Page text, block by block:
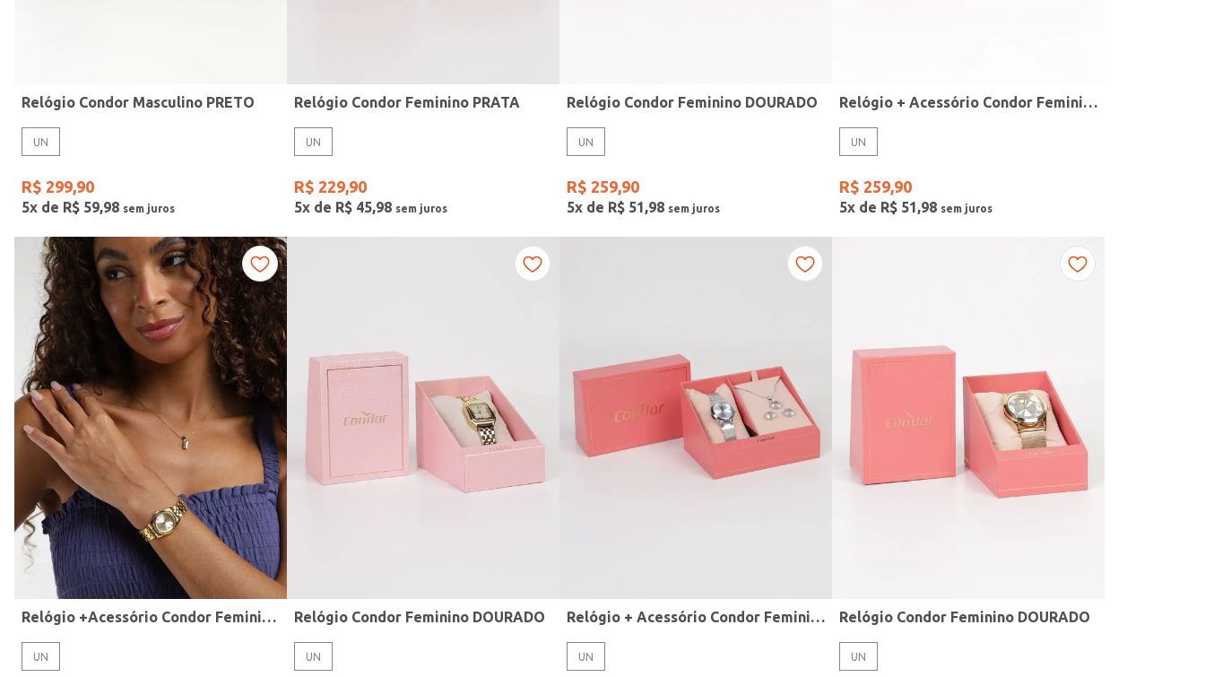
Modelo
Relógio Condor Masculino PRETO
UN
R$ 299,90
5x de R$ 59,98
Relógio Condor Feminino PRATA
UN
R$ 229,90
5x de R$ 45,98
Relógio Condor Feminino DOURADO
UN
R$ 259,90
5x de R$ 51,98
Relógio + Acessório Condor Feminino PRATA
UN
R$ 259,90
5x de R$ 51,98
Relógio +Acessório Condor Feminino DOURADO
UN
Relógio Condor Feminino DOURADO
UN
Relógio + Acessório Condor Feminino PRATA
UN
Relógio Condor Feminino DOURADO
UN